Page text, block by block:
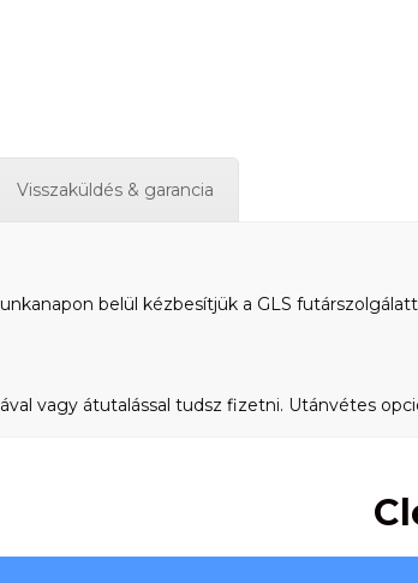
Visszaküldés & garancia
belül kézbesítjük a GLS
vagy átutalással tudsz fizetni. Utánvétes